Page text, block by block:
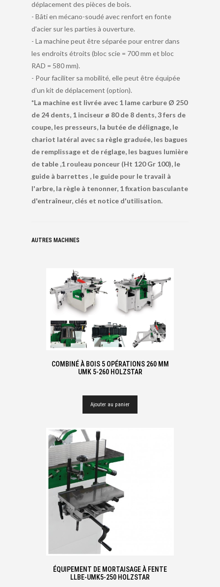
déplacement des pièces de bois.
- Bâti en mécano-soudé avec renfort en fonte
d'acier sur les parties à ouverture.
- La machine peut être séparée pour entrer dans
les endroits étroits (bloc scie = 700 mm et bloc
RAD = 580 mm).
- Pour faciliter sa mobilité, elle peut être équipée
d'un kit de déplacement (option).
*La machine est livrée avec 1 lame carbure Ø 250
de 24 dents, 1 inciseur ø 80 de 8 dents, 3 fers de
coupe, les presseurs, la butée de délignage, le
chariot latéral avec sa règle graduée, les bagues
de remplissage et de réglage, les bagues lumière
de table ,1 rouleau ponceur (Ht 120 Gr 100), le
guide à barrettes , le guide pour le travail à
l'arbre, la règle à tenonner, 1 fixation basculante
d'entraîneur, clés et notice d'utilisation.
AUTRES MACHINES
COMBINÉ À BOIS 5 OPÉRATIONS 260 MM
UMK 5-260 HOLZSTAR
Ajouter au panier
ÉQUIPEMENT DE MORTAISAGE À FENTE
LLBE-UMK5-250 HOLZSTAR